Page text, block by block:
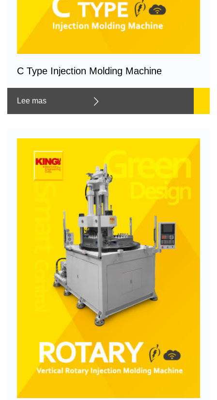
C Type Injection Molding Machine
Lee mas